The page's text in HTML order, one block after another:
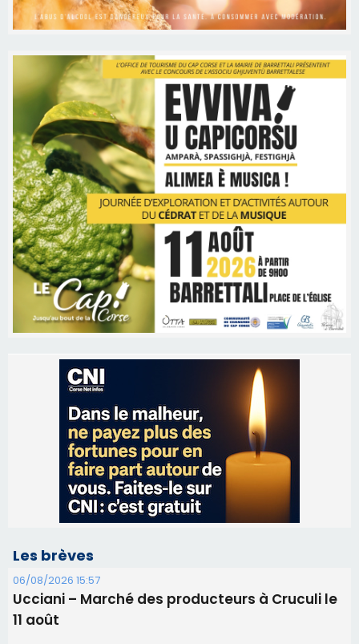
Les brèves
06/08/2026 15:57
Ucciani – Marché des producteurs à Cruculi le
06/08/2026 15:25
Corte – L’association A Nuciola organise une
06/08/2026 15:04
Alata - Soirée Tango Argentin au stade de San
Benedetto